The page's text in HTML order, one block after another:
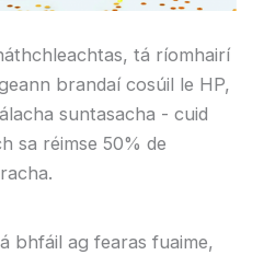
tá ríomhairí
brandaí cosúil le HP,
suntasacha - cuid
sa réimse 50% de
bhfáil ag fearas fuaime,